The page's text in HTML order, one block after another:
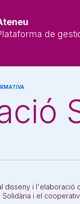
de
disseny i
i el